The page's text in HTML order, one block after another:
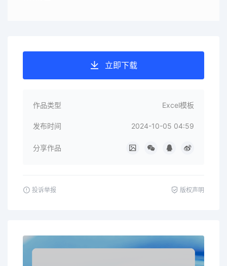
立即下载
作品类型 Excel模板
发布时间 2024-10-05 04:59
分享作品
投诉举报 版权声明